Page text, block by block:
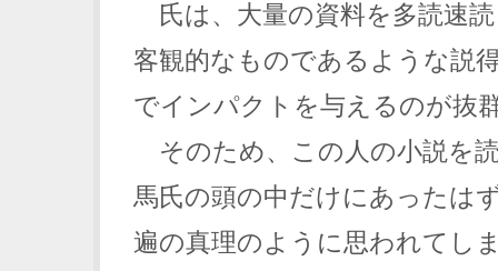
氏は、大量の資料を多読速
客観的なものであるような説
でインパクトを与えるのが抜
そのため、この人の小説を
馬氏の頭の中だけにあったは
遍の真理のように思われてし